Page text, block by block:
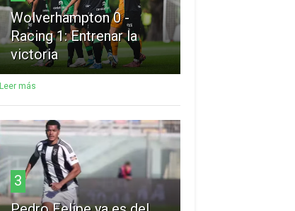
Wolverhampton 0 -
Racing 1: Entrenar la
victoria
Leer más
3